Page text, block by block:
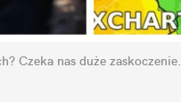
Czeka nas duże zaskoczenie.